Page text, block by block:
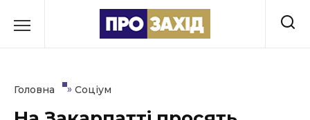
до
Головна » Соціум